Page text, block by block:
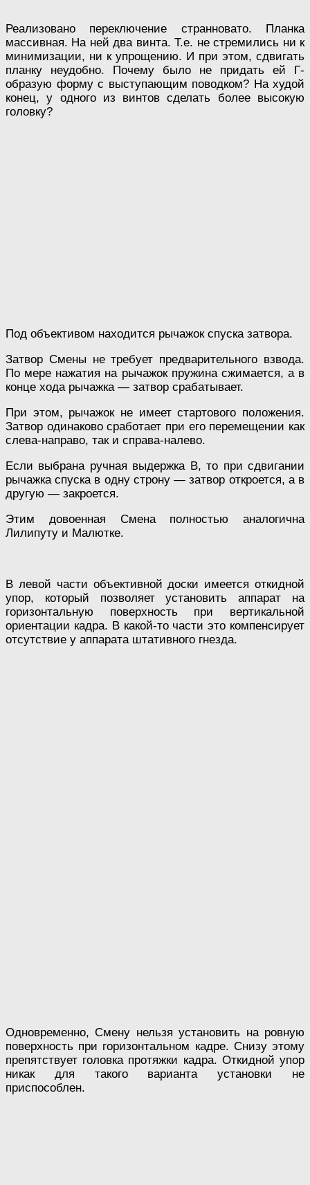
Реализовано переключение странновато. Планка
массивная. На ней два винта. Т.е. не стремились ни к
минимизации, ни к упрощению. И при этом, сдвигать
планку неудобно. Почему было не придать ей Г-
образую форму с выступающим поводком? На худой
конец, у одного из винтов сделать более высокую
головку?
Под объективом находится рычажок спуска затвора.
Затвор Смены не требует предварительного взвода.
По мере нажатия на рычажок пружина сжимается, а в
конце хода рычажка — затвор срабатывает.
При этом, рычажок не имеет стартового положения.
Затвор одинаково сработает при его перемещении как
слева-направо, так и справа-налево.
Если выбрана ручная выдержка В, то при сдвигании
рычажка спуска в одну строну — затвор откроется, а в
другую — закроется.
Этим довоенная Смена полностью аналогична
Лилипуту и Малютке.
В левой части объективной доски имеется откидной
упор, который позволяет установить аппарат на
горизонтальную поверхность при вертикальной
ориентации кадра. В какой-то части это компенсирует
отсутствие у аппарата штативного гнезда.
Одновременно, Смену нельзя установить на ровную
поверхность при горизонтальном кадре. Снизу этому
препятствует головка протяжки кадра. Откидной упор
никак для такого варианта установки не
приспособлен.